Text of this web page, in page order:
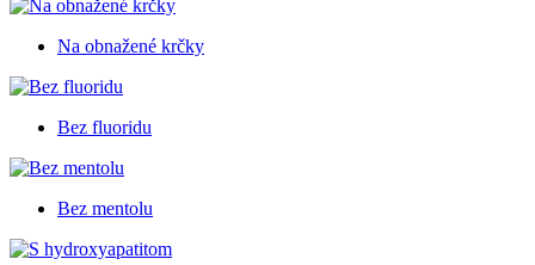
Na obnažené krčky
Bez fluoridu
Bez mentolu